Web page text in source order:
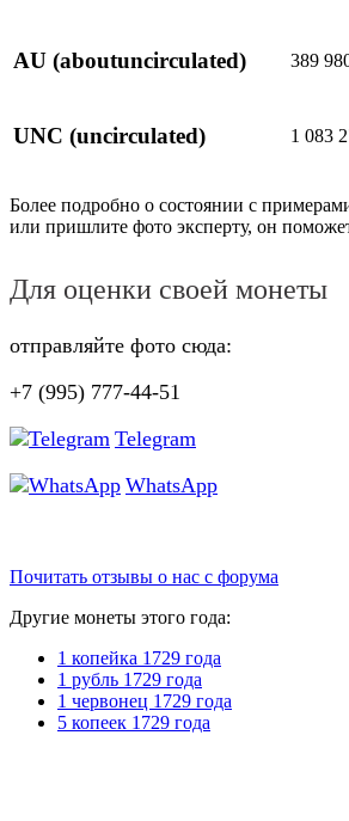
AU (aboutuncirculated) 389
UNC (uncirculated) 1 083
Более подробно о состоянии с
или пришлите фото эксперту, он
Для оценки своей монеты
отправляйте фото сюда:
+7 (995) 777-44-51
Telegram
WhatsApp
Почитать отзывы о нас с форума
Другие монеты этого года:
1 копейка 1729 года
1 рубль 1729 года
1 червонец 1729 года
5 копеек 1729 года